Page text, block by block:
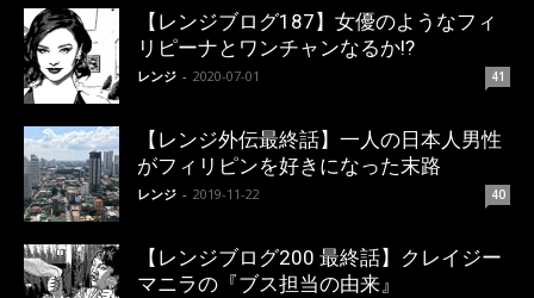
【レンジブログ187】女優のようなフィ
リピーナとワンチャンなるか!?
レンジ - 2020-07-01 41
【レンジ外伝最終話】一人の日本人男性
がフィリピンを好きになった末路
レンジ - 2019-11-22 40
【レンジブログ200 最終話】クレイジー
マニラの『ブス担当の由来』